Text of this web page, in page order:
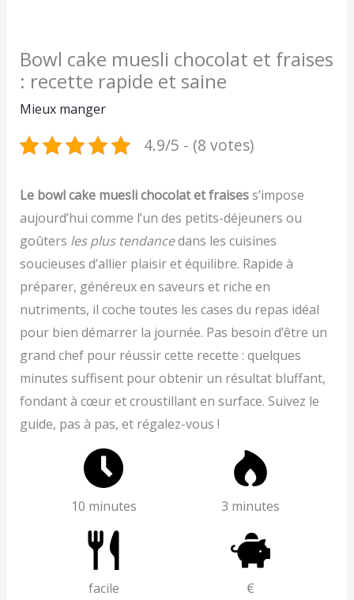
Bowl cake muesli chocolat et fraises
: recette rapide et saine
Mieux manger
4.9/5 - (8 votes)
Le bowl cake muesli chocolat et fraisess’impose
aujourd’hui comme l’un des petits-déjeuners ou
goûters les plus tendancedans les cuisines
soucieuses d’allier plaisir et équilibre. Rapide à
préparer, généreux en saveurs et riche en
nutriments, il coche toutes les cases du repas idéal
pour bien démarrer la journée. Pas besoin d’être un
grand chef pour réussir cette recette : quelques
minutes suffisent pour obtenir un résultat bluffant,
fondant à cœur et croustillant en surface. Suivez le
guide, pas à pas, et régalez-vous !
10 minutes 3 minutes
facile €